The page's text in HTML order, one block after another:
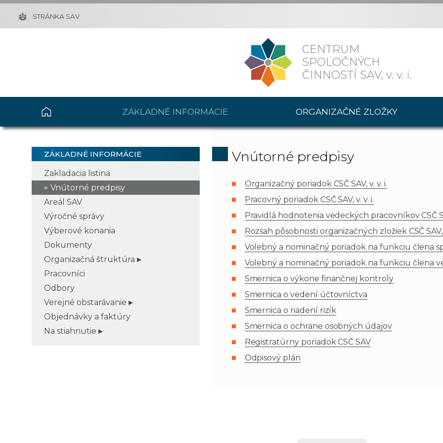
CENTRUM
SPOLOČNÝCH
ČINNOSTÍ SAV, v. v. i.
STRÁNKA SAV
ZÁKLADNÉ INFORMÁCIE ORGANIZAČNÉ ZLOŽKY
ZÁKLADNÉ INFORMÁCIE
Zakladacia listina
Vnútorné predpisy
Areál SAV
Výročné správy
Výberové konania
Dokumenty
Organizačná štruktúra
Pracovníci
Odbory
Verejné obstarávanie
Objednávky a faktúry
Na stiahnutie
Vnútorné predpisy
Organizačný poriadok CSČ SAV, v. v. i.
Pracovný poriadok CSČ SAV, v. v. i.
Pravidlá hodnotenia vedeckých pracovníkov CSČ
Rozsah pôsobnosti organizačných zložiek CSČ SAV,
Volebný a nominačný poriadok na funkciu člena
Volebný a nominačný poriadok na funkciu člena
Smernica o výkone finančnej kontroly
Smernica o vedení účtovníctva
Smernica o riadení rizík
Smernica o ochrane osobných údajov
Registratúrny poriadok CSČ SAV
Odpisový plán